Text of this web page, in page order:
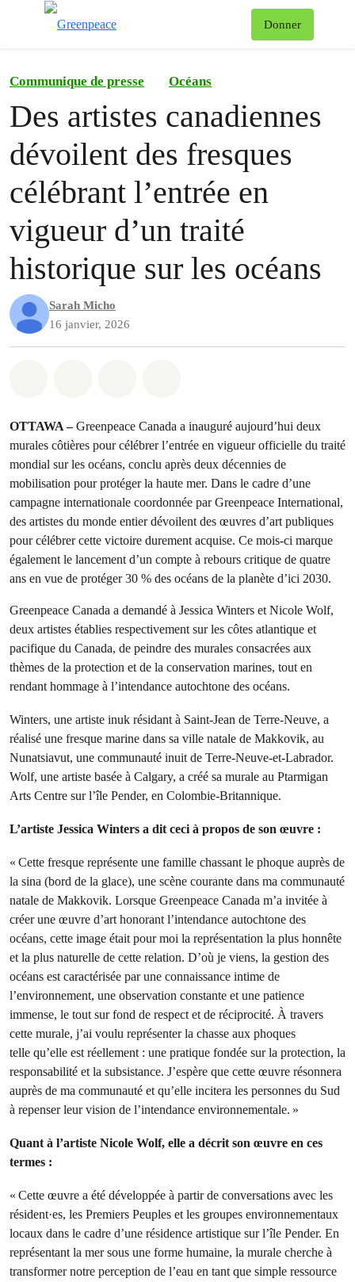
Donner
Communique de presse Océans
Des artistes canadiennes
dévoilent des fresques
célébrant l’entrée en
vigueur d’un traité
historique sur les océans
Sarah Micho
16 janvier, 2026
OTTAWA –Greenpeace Canada a inauguré aujourd’hui deux
murales côtières pour célébrer l’entrée en vigueur officielle du traité
mondial sur les océans, conclu après deux décennies de
mobilisation pour protéger la haute mer. Dans le cadre d’une
campagne internationale coordonnée par Greenpeace International,
des artistes du monde entier dévoilent des œuvres d’art publiques
pour célébrer cette victoire durement acquise. Ce mois-ci marque
également le lancement d’un compte à rebours critique de quatre
ans en vue de protéger 30 % des océans de la planète d’ici 2030.
Greenpeace Canada a demandé à Jessica Winters et Nicole Wolf,
deux artistes établies respectivement sur les côtes atlantique et
pacifique du Canada, de peindre des murales consacrées aux
thèmes de la protection et de la conservation marines, tout en
rendant hommage à l’intendance autochtone des océans.
Winters, une artiste inuk résidant à Saint-Jean de Terre-Neuve, a
réalisé une fresque marine dans sa ville natale de Makkovik, au
Nunatsiavut, une communauté inuit de Terre-Neuve-et-Labrador.
Wolf, une artiste basée à Calgary, a créé sa murale au Ptarmigan
Arts Centre sur l’île Pender, en Colombie-Britannique.
L’artiste Jessica Winters a dit ceci à propos de son œuvre :
« Cette fresque représente une famille chassant le phoque auprès de
la sina (bord de la glace), une scène courante dans ma communauté
natale de Makkovik. Lorsque Greenpeace Canada m’a invitée à
créer une œuvre d’art honorant l’intendance autochtone des
océans, cette image était pour moi la représentation la plus honnête
et la plus naturelle de cette relation. D’où je viens, la gestion des
océans est caractérisée par une connaissance intime de
l’environnement, une observation constante et une patience
immense, le tout sur fond de respect et de réciprocité. À travers
cette murale, j’ai voulu représenter la chasse aux phoques
telle qu’elle est réellement : une pratique fondée sur la protection, la
responsabilité et la subsistance. J’espère que cette œuvre résonnera
auprès de ma communauté et qu’elle incitera les personnes du Sud
à repenser leur vision de l’intendance environnementale. »
Quant à l’artiste Nicole Wolf, elle a décrit son œuvre en ces
termes :
« Cette œuvre a été développée à partir de conversations avec les
résident·es, les Premiers Peuples et les groupes environnementaux
locaux dans le cadre d’une résidence artistique sur l’île Pender. En
représentant la mer sous une forme humaine, la murale cherche à
transformer notre perception de l’eau en tant que simple ressource